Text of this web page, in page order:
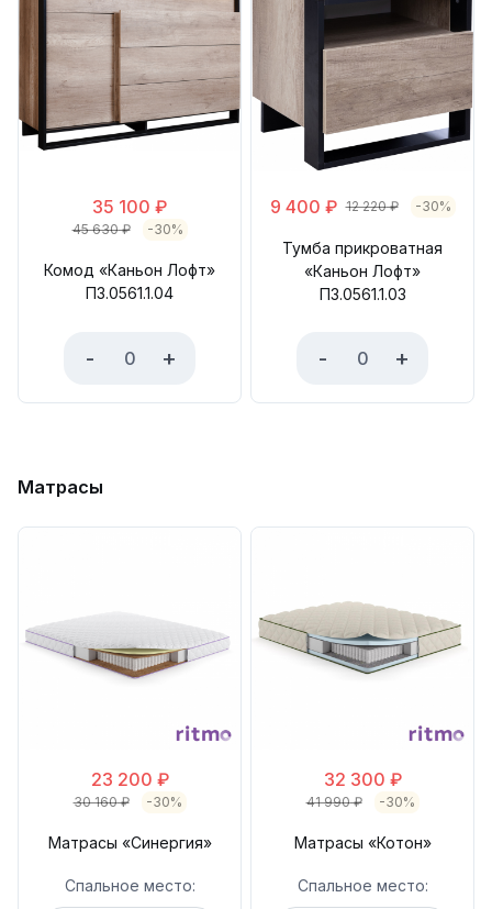
35 100 ₽
45 630₽ -30%
Комод «Каньон Лофт»
П3.0561.1.04
- +
9 400 ₽ 12 220₽ -30%
Тумба прикроватная
«Каньон Лофт»
П3.0561.1.03
- +
Матрасы
23 200 ₽
30 160₽ -30%
Матрасы «Синергия»
Спальное место:
32 300 ₽
41 990₽ -30%
Матрасы «Котон»
Спальное место: